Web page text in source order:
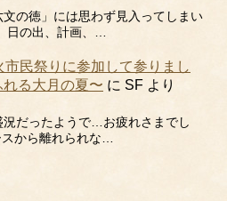
文の徳」には思わず見入ってしまい
日の出、計画、…
民祭りに参加して参りまし
る大月の夏〜 に SF より
況だったようで…お疲れさまでし
から離れられな…